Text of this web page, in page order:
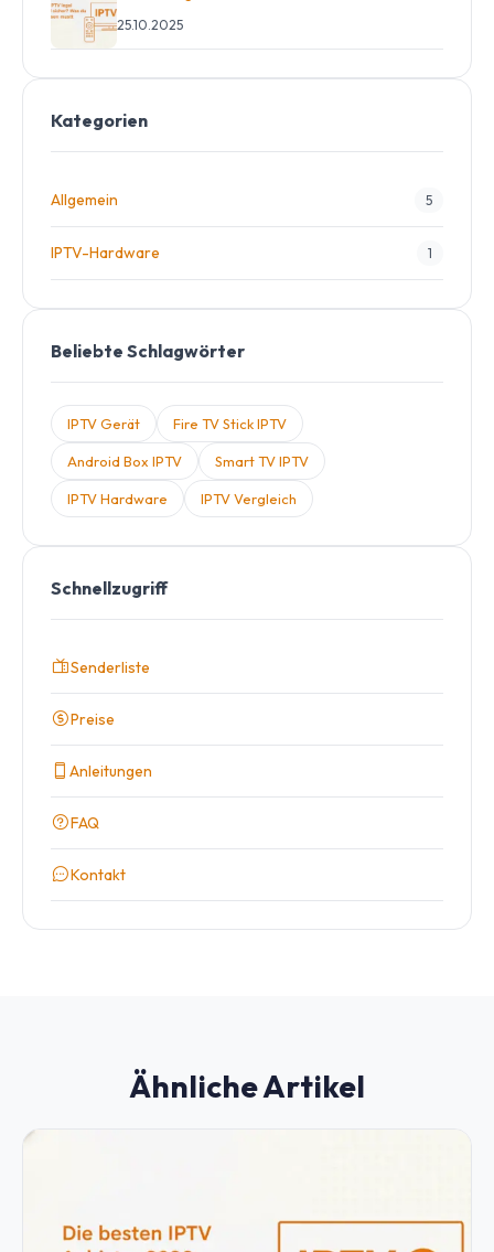
25.10.2025
Kategorien
Allgemein 5
IPTV-Hardware 1
Beliebte Schlagwörter
IPTV Gerät Fire TV Stick IPTV
Android Box IPTV Smart TV IPTV
IPTV Hardware IPTV Vergleich
Schnellzugriff
Senderliste
Preise
Anleitungen
FAQ
Kontakt
Ähnliche Artikel